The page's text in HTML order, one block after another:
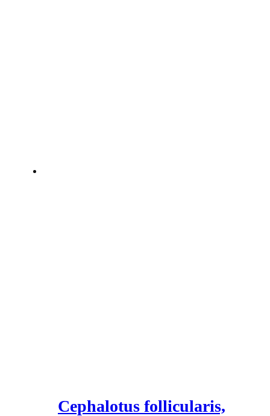
Cephalotus follicularis,